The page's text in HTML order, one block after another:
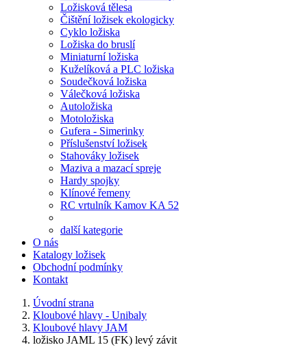
Ložisková tělesa
Čištění ložisek ekologicky
Cyklo ložiska
Ložiska do bruslí
Miniaturní ložiska
Kuželíková a PLC ložiska
Soudečková ložiska
Válečková ložiska
Autoložiska
Motoložiska
Gufera - Simerinky
Příslušenství ložisek
Stahováky ložisek
Maziva a mazací spreje
Hardy spojky
Klínové řemeny
RC vrtulník Kamov KA 52
další kategorie
O nás
Katalogy ložisek
Obchodní podmínky
Kontakt
Úvodní strana
Kloubové hlavy - Unibaly
Kloubové hlavy JAM
ložisko JAML 15 (FK) levý závit